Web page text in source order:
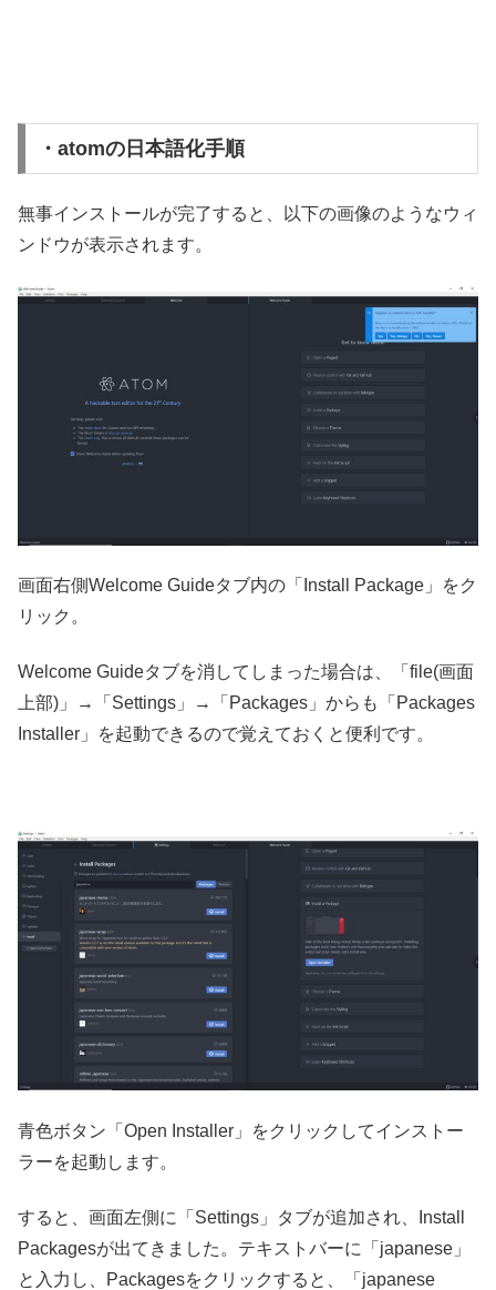
・atomの日本語化手順
無事インストールが完了すると、以下の画像のようなウィ
ンドウが表示されます。
画面右側Welcome Guideタブ内の「Install Package」をク
リック。
Welcome Guideタブを消してしまった場合は、「file(画面
上部)」→「Settings」→「Packages」からも「Packages
Installer」を起動できるので覚えておくと便利です。
青色ボタン「Open Installer」をクリックしてインストー
ラーを起動します。
すると、画面左側に「Settings」タブが追加され、Install
Packagesが出てきました。テキストバーに「japanese」
と入力し、Packagesをクリックすると、「japanese